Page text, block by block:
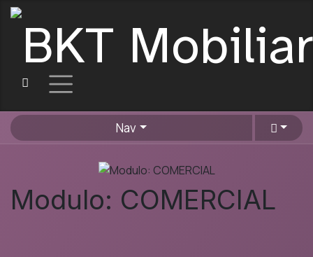
Nav
Modulo: COMERCIAL